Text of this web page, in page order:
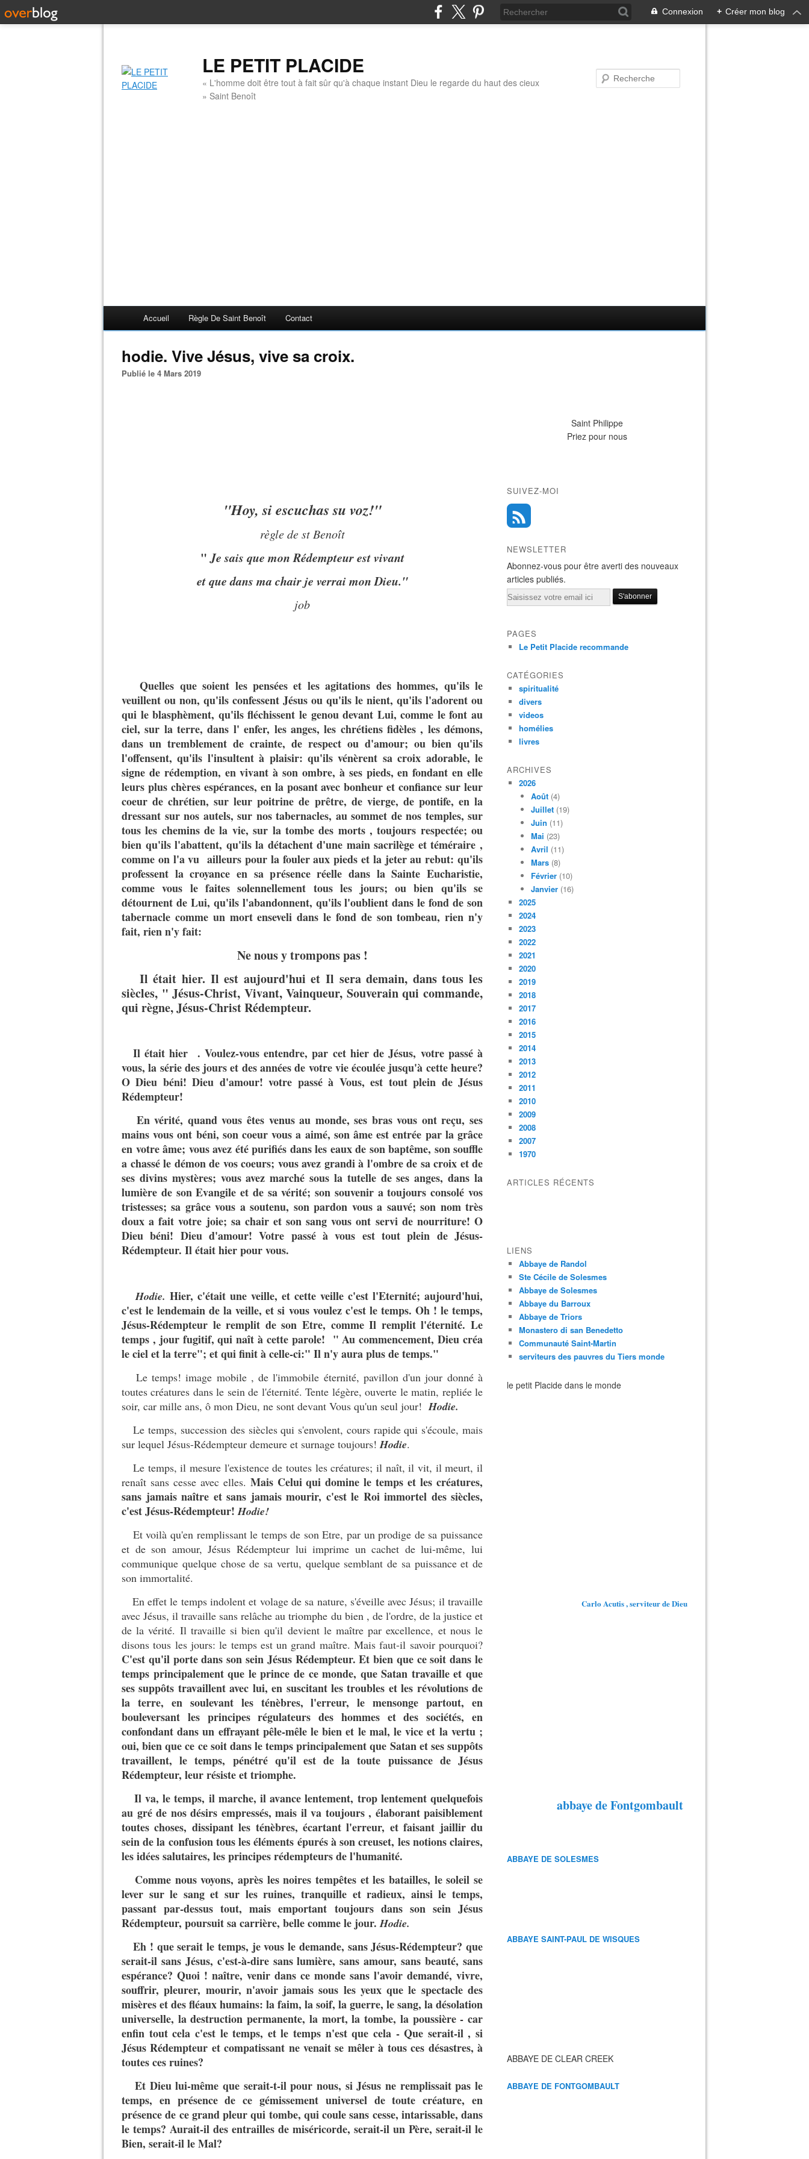
Connexion + Créer mon blog
LE PETIT PLACIDE
« L'homme doit être tout à fait sûr qu'à chaque instant Dieu le regarde du haut des cieux
» Saint Benoît
Accueil Règle De Saint Benoît Contact
hodie. Vive Jésus, vive sa croix.
Publié le 4 Mars 2019
"Hoy, si escuchas su voz!"
règle de st Benoît
"Je sais que mon Rédempteur est vivant
et que dans ma chair je verrai mon Dieu."
job
Quelles que soient les pensées et les agitations des hommes, qu'ils le
veuillent ou non, qu'ils confessent Jésus ou qu'ils le nient, qu'ils l'adorent ou
qui le blasphèment, qu'ils fléchissent le genou devant Lui, comme le font au
ciel, sur la terre, dans l' enfer, les anges, les chrétiens fidèles , les démons,
dans un tremblement de crainte, de respect ou d'amour; ou bien qu'ils
l'offensent, qu'ils l'insultent à plaisir: qu'ils vénèrent sa croix adorable, le
signe de rédemption, en vivant à son ombre, à ses pieds, en fondant en elle
leurs plus chères espérances, en la posant avec bonheur et confiance sur leur
coeur de chrétien, sur leur poitrine de prêtre, de vierge, de pontife, en la
dressant sur nos autels, sur nos tabernacles, au sommet de nos temples, sur
tous les chemins de la vie, sur la tombe des morts , toujours respectée; ou
bien qu'ils l'abattent, qu'ils la détachent d'une main sacrilège et téméraire ,
comme on l'a vu ailleurs pour la fouler aux pieds et la jeter au rebut: qu'ils
professent la croyance en sa présence réelle dans la Sainte Eucharistie,
comme vous le faites solennellement tous les jours; ou bien qu'ils se
détournent de Lui, qu'ils l'abandonnent, qu'ils l'oublient dans le fond de son
tabernacle comme un mort enseveli dans le fond de son tombeau, rien n'y
fait, rien n'y fait:
Ne nous y trompons pas !
Il était hier. Il est aujourd'hui et Il sera demain, dans tous les
siècles, " Jésus-Christ, Vivant, Vainqueur, Souverain qui commande,
qui règne, Jésus-Christ Rédempteur.
Il était hier . Voulez-vous entendre, par cet hier de Jésus, votre passé à
vous, la série des jours et des années de votre vie écoulée jusqu'à cette heure?
O Dieu béni! Dieu d'amour! votre passé à Vous, est tout plein de Jésus
Rédempteur!
En vérité, quand vous êtes venus au monde, ses bras vous ont reçu, ses
mains vous ont béni, son coeur vous a aimé, son âme est entrée par la grâce
en votre âme; vous avez été purifiés dans les eaux de son baptême, son souffle
a chassé le démon de vos coeurs; vous avez grandi à l'ombre de sa croix et de
ses divins mystères; vous avez marché sous la tutelle de ses anges, dans la
lumière de son Evangile et de sa vérité; son souvenir a toujours consolé vos
tristesses; sa grâce vous a soutenu, son pardon vous a sauvé; son nom très
doux a fait votre joie; sa chair et son sang vous ont servi de nourriture! O
Dieu béni! Dieu d'amour! Votre passé à vous est tout plein de Jésus-
Rédempteur. Il était hier pour vous.
Hodie. Hier, c'était une veille, et cette veille c'est l'Eternité; aujourd'hui,
c'est le lendemain de la veille, et si vous voulez c'est le temps. Oh ! le temps,
Jésus-Rédempteur le remplit de son Etre, comme Il remplit l'éternité. Le
temps , jour fugitif, qui naît à cette parole! " Au commencement, Dieu créa
le ciel et la terre"; et qui finit à celle-ci:" Il n'y aura plus de temps."
Le temps! image mobile , de l'immobile éternité, pavillon d'un jour donné à
toutes créatures dans le sein de l'éternité. Tente légère, ouverte le matin, repliée le
soir, car mille ans, ô mon Dieu, ne sont devant Vous qu'un seul jour!Hodie.
Le temps, succession des siècles qui s'envolent, cours rapide qui s'écoule, mais
sur lequel Jésus-Rédempteur demeure et surnage toujours!Hodie.
Le temps, il mesure l'existence de toutes les créatures; il naît, il vit, il meurt, il
renaît sans cesse avec elles. Mais Celui qui domine le temps et les créatures,
sans jamais naître et sans jamais mourir, c'est le Roi immortel des siècles,
c'est Jésus-Rédempteur!Hodie!
Et voilà qu'en remplissant le temps de son Etre, par un prodige de sa puissance
et de son amour, Jésus Rédempteur lui imprime un cachet de lui-même, lui
communique quelque chose de sa vertu, quelque semblant de sa puissance et de
son immortalité.
En effet le temps indolent et volage de sa nature, s'éveille avec Jésus; il travaille
avec Jésus, il travaille sans relâche au triomphe du bien , de l'ordre, de la justice et
de la vérité. Il travaille si bien qu'il devient le maître par excellence, et nous le
disons tous les jours: le temps est un grand maître. Mais faut-il savoir pourquoi?
C'est qu'il porte dans son sein Jésus Rédempteur. Et bien que ce soit dans le
temps principalement que le prince de ce monde, que Satan travaille et que
ses suppôts travaillent avec lui, en suscitant les troubles et les révolutions de
la terre, en soulevant les ténèbres, l'erreur, le mensonge partout, en
bouleversant les principes régulateurs des hommes et des sociétés, en
confondant dans un effrayant pêle-mêle le bien et le mal, le vice et la vertu ;
oui, bien que ce ce soit dans le temps principalement que Satan et ses suppôts
travaillent, le temps, pénétré qu'il est de la toute puissance de Jésus
Rédempteur, leur résiste et triomphe.
Il va, le temps, il marche, il avance lentement, trop lentement quelquefois
au gré de nos désirs empressés, mais il va toujours , élaborant paisiblement
toutes choses, dissipant les ténèbres, écartant l'erreur, et faisant jaillir du
sein de la confusion tous les éléments épurés à son creuset, les notions claires,
les idées salutaires, les principes rédempteurs de l'humanité.
Comme nous voyons, après les noires tempêtes et les batailles, le soleil se
lever sur le sang et sur les ruines, tranquille et radieux, ainsi le temps,
passant par-dessus tout, mais emportant toujours dans son sein Jésus
Rédempteur, poursuit sa carrière, belle comme le jour. Hodie.
Eh ! que serait le temps, je vous le demande, sans Jésus-Rédempteur? que
serait-il sans Jésus, c'est-à-dire sans lumière, sans amour, sans beauté, sans
espérance? Quoi ! naître, venir dans ce monde sans l'avoir demandé, vivre,
souffrir, pleurer, mourir, n'avoir jamais sous les yeux que le spectacle des
misères et des fléaux humains: la faim, la soif, la guerre, le sang, la désolation
universelle, la destruction permanente, la mort, la tombe, la poussière - car
enfin tout cela c'est le temps, et le temps n'est que cela - Que serait-il , si
Jésus Rédempteur et compatissant ne venait se mêler à tous ces désastres, à
toutes ces ruines?
Et Dieu lui-même que serait-t-il pour nous, si Jésus ne remplissait pas le
temps, en présence de ce gémissement universel de toute créature, en
présence de ce grand pleur qui tombe, qui coule sans cesse, intarissable, dans
le temps? Aurait-il des entrailles de miséricorde, serait-il un Père, serait-il le
Bien, serait-il le Mal?
Saint Philippe
Priez pour nous
SUIVEZ-MOI
NEWSLETTER
Abonnez-vous pour être averti des nouveaux
articles publiés.
Email
PAGES
Le Petit Placide recommande
CATÉGORIES
spiritualité
divers
videos
homélies
livres
ARCHIVES
2026
Août (4)
Juillet (19)
Juin (11)
Mai (23)
Avril (11)
Mars (8)
Février (10)
Janvier (16)
2025
2024
2023
2022
2021
2020
2019
2018
2017
2016
2015
2014
2013
2012
2011
2010
2009
2008
2007
1970
ARTICLES RÉCENTS
LIENS
Abbaye de Randol
Ste Cécile de Solesmes
Abbaye de Solesmes
Abbaye du Barroux
Abbaye de Triors
Monastero di san Benedetto
Communauté Saint-Martin
serviteurs des pauvres du Tiers monde
le petit Placide dans le monde
Carlo Acutis , serviteur de Dieu
abbaye de Fontgombault
ABBAYE DE SOLESMES
ABBAYE SAINT-PAUL DE WISQUES
ABBAYE DE CLEAR CREEK
ABBAYE DE FONTGOMBAULT